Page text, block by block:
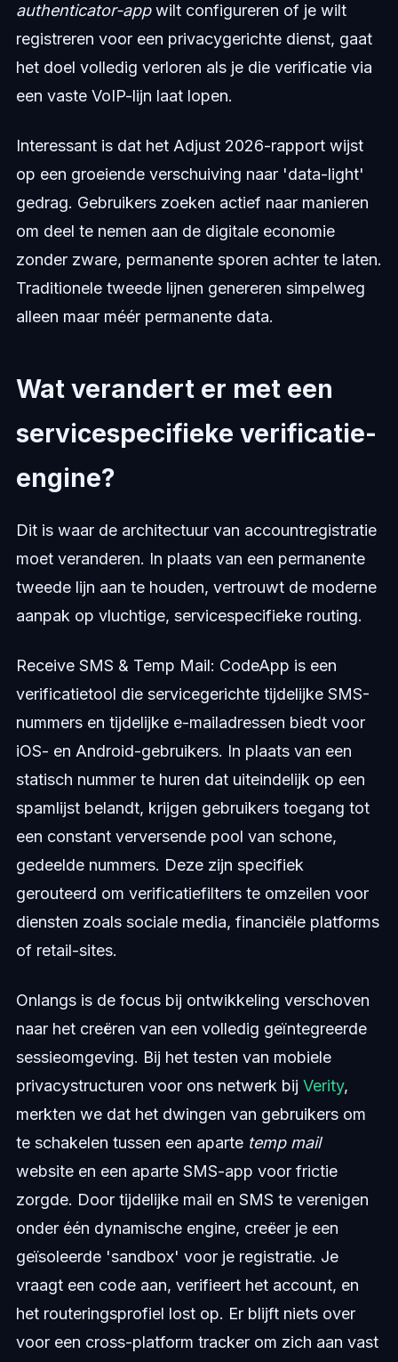
authenticator-appwilt configureren of je wilt
registreren voor een privacygerichte dienst, gaat
het doel volledig verloren als je die verificatie via
een vaste VoIP-lijn laat lopen.
Interessant is dat het Adjust 2026-rapport wijst
op een groeiende verschuiving naar 'data-light'
gedrag. Gebruikers zoeken actief naar manieren
om deel te nemen aan de digitale economie
zonder zware, permanente sporen achter te laten.
Traditionele tweede lijnen genereren simpelweg
alleen maar méér permanente data.
Wat verandert er met een
servicespecifieke verificatie-
engine?
Dit is waar de architectuur van accountregistratie
moet veranderen. In plaats van een permanente
tweede lijn aan te houden, vertrouwt de moderne
aanpak op vluchtige, servicespecifieke routing.
Receive SMS & Temp Mail: CodeApp is een
verificatietool die servicegerichte tijdelijke SMS-
nummers en tijdelijke e-mailadressen biedt voor
iOS- en Android-gebruikers. In plaats van een
statisch nummer te huren dat uiteindelijk op een
spamlijst belandt, krijgen gebruikers toegang tot
een constant verversende pool van schone,
gedeelde nummers. Deze zijn specifiek
gerouteerd om verificatiefilters te omzeilen voor
diensten zoals sociale media, financiële platforms
of retail-sites.
Onlangs is de focus bij ontwikkeling verschoven
naar het creëren van een volledig geïntegreerde
sessieomgeving. Bij het testen van mobiele
privacystructuren voor ons netwerk bij Verity,
merkten we dat het dwingen van gebruikers om
te schakelen tussen een aparte temp mail
website en een aparte SMS-app voor frictie
zorgde. Door tijdelijke mail en SMS te verenigen
onder één dynamische engine, creëer je een
geïsoleerde 'sandbox' voor je registratie. Je
vraagt een code aan, verifieert het account, en
het routeringsprofiel lost op. Er blijft niets over
voor een cross-platform tracker om zich aan vast